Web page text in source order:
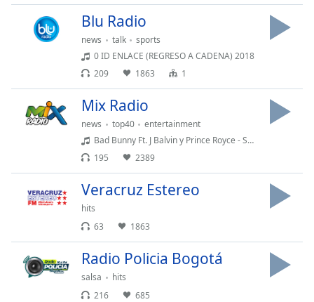
off,
selected
Picture-
Picture
Fullscreen
modal
window.
dialog
window.
Blu Radio
news talk
sports
0 ID ENLACE (REGRESO A CADENA) 2018
209
1863 1
Mix Radio
news top40
entertainment
Bad Bunny Ft. J Balvin y Prince Royce - Sensualidad
195
2389
Veracruz Estereo
hits
63
1863
Radio Policia Bogotá
salsa
hits
216
685